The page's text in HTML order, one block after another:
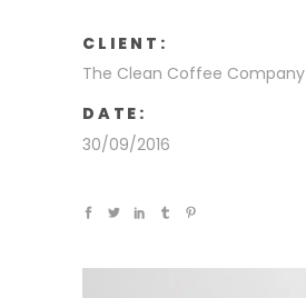
CLIENT:
The Clean Coffee Company
DATE:
30/09/2016